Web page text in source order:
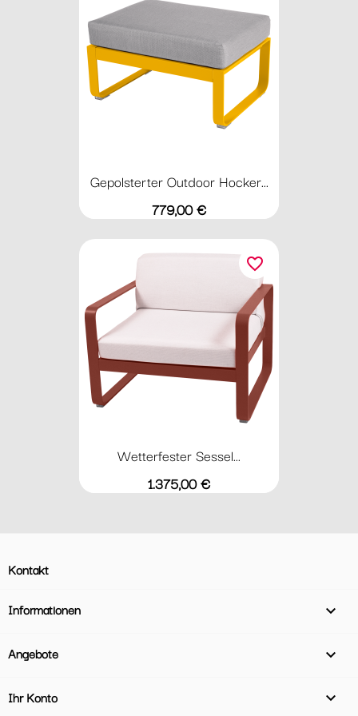
Gepolsterter Outdoor Hocker...
Preis
779,00 €
Wetterfester Sessel...
Preis
1.375,00 €
favorite_border
Kontakt
Informationen 
Angebote 
Ihr Konto 